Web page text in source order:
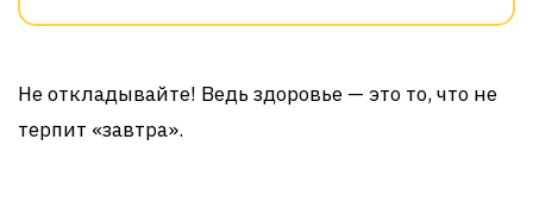
Не откладывайте! Ведь здоровье — это то, что не
терпит «завтра».